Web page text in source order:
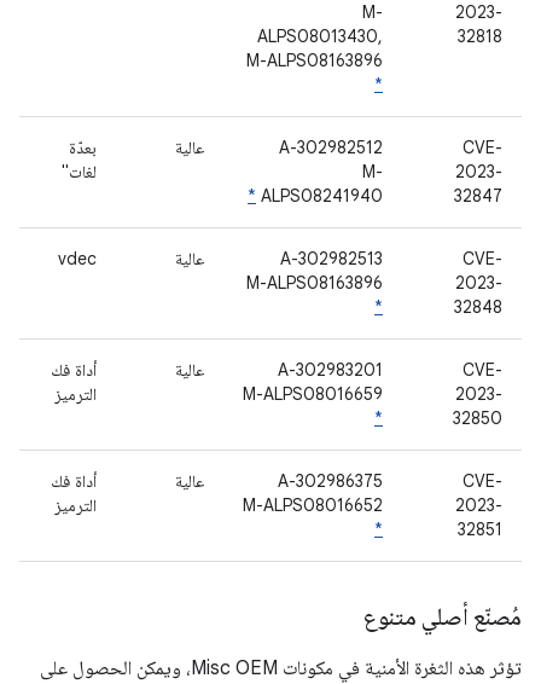
2023-
32818
M-
ALPS08013430,
M-ALPS08163896
*
CVE-
2023-
32847
A-302982512
M-
ALPS08241940
*
عالية
بعدّة
لغات"
CVE-
2023-
32848
A-302982513
M-ALPS08163896
*
عالية vdec
CVE-
2023-
32850
A-302983201
M-ALPS08016659
*
عالية
أداة فك
الترميز
CVE-
2023-
32851
A-302986375
M-ALPS08016652
*
عالية
أداة فك
الترميز
مُصنّع أصلي متنوع
تؤثر هذه الثغرة الأمنية في مكونات Misc OEM، ويمكن الحصول على